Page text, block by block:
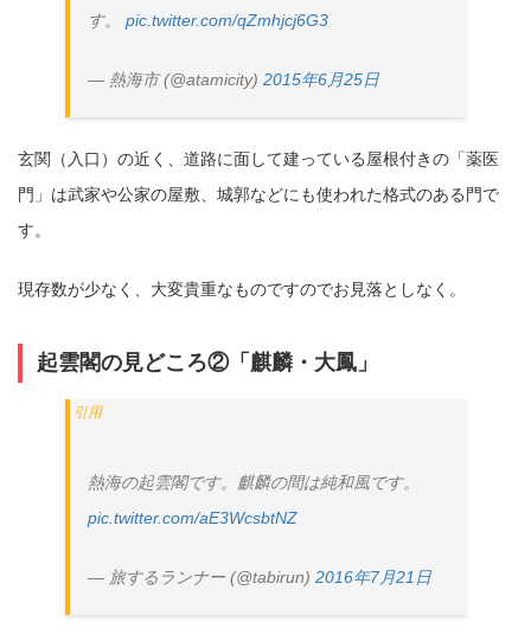
す。 pic.twitter.com/qZmhjcj6G3
— 熱海市 (@atamicity) 2015年6月25日
玄関（入口）の近く、道路に面して建っている屋根付きの「薬医
門」は武家や公家の屋敷、城郭などにも使われた格式のある門で
す。
現存数が少なく、大変貴重なものですのでお見落としなく。
起雲閣の見どころ②「麒麟・大鳳」
熱海の起雲閣です。麒麟の間は純和風です。
pic.twitter.com/aE3WcsbtNZ
— 旅するランナー (@tabirun) 2016年7月21日